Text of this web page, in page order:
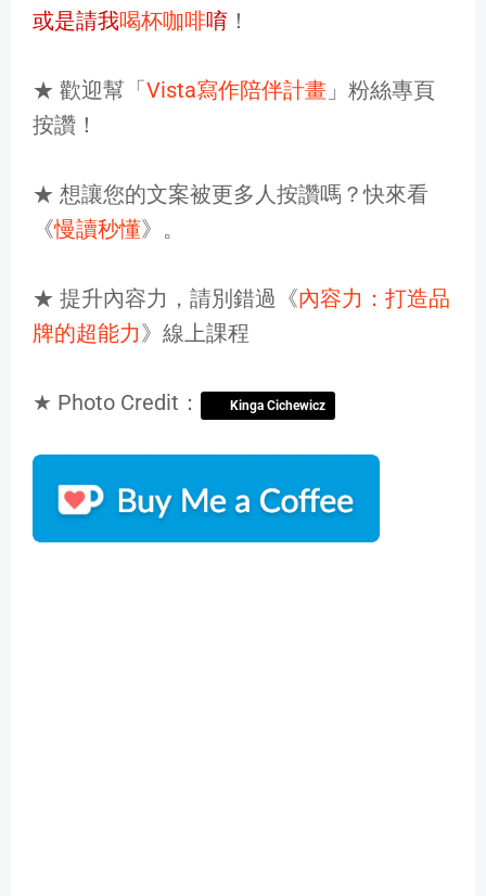
或是請我喝杯咖啡唷 ！
★ 歡迎幫「Vista寫作陪伴計畫 」粉絲專頁
按讚！
★ 想讓您的文案被更多人按讚嗎？快來看
《慢讀秒懂》。
★ 提升內容力，請別錯過《內容力：打造品
牌的超能力》線上課程
★ Photo Credit： Kinga Cichewicz